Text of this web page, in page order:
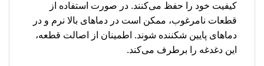
کیفیت خود را حفظ می‌کنند. در صورت استفاده از
قطعات نامرغوب، ممکن است در دماهای بالا نرم و در
دماهای پایین شکننده شوند. اطمینان از اصالت قطعه،
این دغدغه را برطرف می‌کند.